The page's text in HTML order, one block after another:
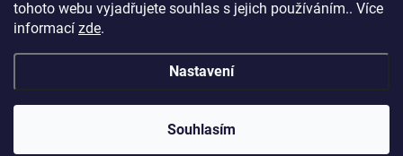
tohoto webu vyjadřujete souhlas s jejich používáním.. Více
informací zde.
Nastavení
Souhlasím
LCS shop . Všechna práva vyhrazena.